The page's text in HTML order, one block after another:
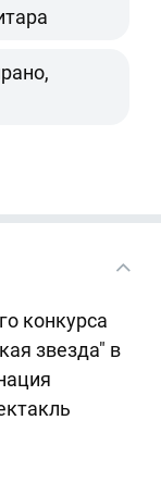
конкурса
звезда" в